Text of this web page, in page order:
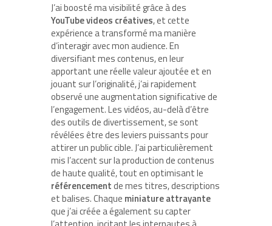
J’ai boosté ma visibilité grâce à des
YouTube videos créatives, et cette
expérience a transformé ma manière
d’interagir avec mon audience. En
diversifiant mes contenus, en leur
apportant une réelle valeur ajoutée et en
jouant sur l’originalité, j’ai rapidement
observé une augmentation significative de
l’engagement. Les vidéos, au-delà d’être
des outils de divertissement, se sont
révélées être des leviers puissants pour
attirer un public cible. J’ai particulièrement
mis l’accent sur la production de contenus
de haute qualité, tout en optimisant le
référencementde mes titres, descriptions
et balises. Chaque miniature attrayante
que j’ai créée a également su capter